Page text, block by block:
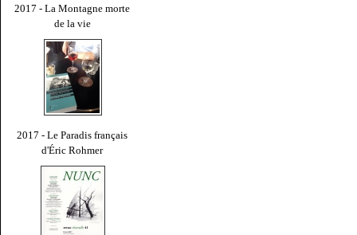
2017 - La Montagne morte
de la vie
2017 - Le Paradis français
d'Éric Rohmer